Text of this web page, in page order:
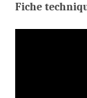
Fiche